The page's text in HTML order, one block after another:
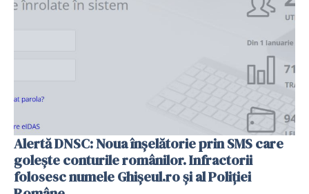
Alertă DNSC: Noua înșelătorie prin SMS care
golește conturile românilor. Infractorii
folosesc numele Ghișeul.ro și al Poliției